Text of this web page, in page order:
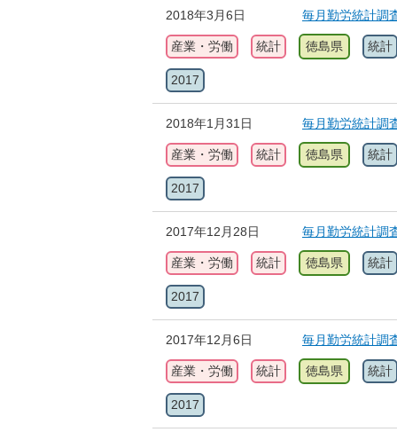
2018年3月6日 毎月勤労統計調
産業・労働 統計 徳島県 統計
2017
2018年1月31日 毎月勤労統計調
産業・労働 統計 徳島県 統計
2017
2017年12月28日 毎月勤労統計調
産業・労働 統計 徳島県 統計
2017
2017年12月6日 毎月勤労統計調
産業・労働 統計 徳島県 統計
2017